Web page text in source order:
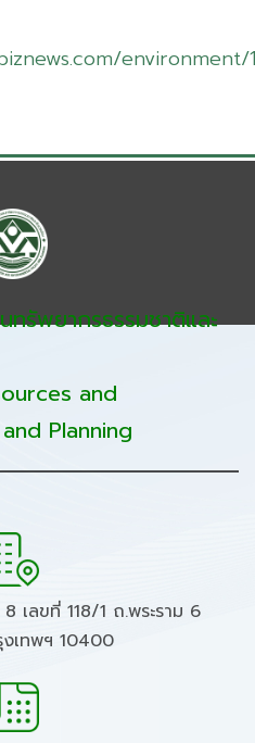
environment/
ทรัพยากรธรรมชาติและ
and
Planning
เลขที่ 118/1 ถ.พระราม 6
เทพฯ 10400